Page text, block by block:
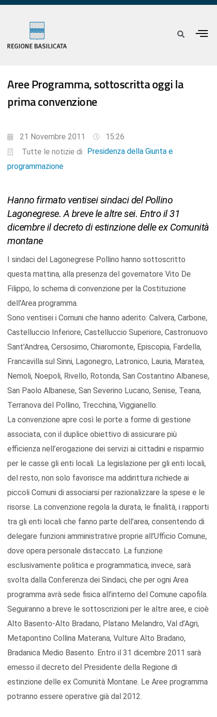
Aree Programma, sottoscritta oggi la
prima convenzione
21 Novembre 2011
15:26
Tutte le notizie di
Presidenza della Giunta e
programmazione
Hanno firmato ventisei sindaci del Pollino
Lagonegrese. A breve le altre sei. Entro il 31
dicembre il decreto di estinzione delle ex Comunità
montane
I sindaci del Lagonegrese Pollino hanno sottoscritto
questa mattina, alla presenza del governatore Vito De
Filippo, lo schema di convenzione per la Costituzione
dell'Area programma.
Sono ventisei i Comuni che hanno aderito: Calvera, Carbone,
Castelluccio Inferiore, Castelluccio Superiore, Castronuovo
Sant'Andrea, Cersosimo, Chiaromonte, Episcopia, Fardella,
Francavilla sul Sinni, Lagonegro, Latronico, Lauria, Maratea,
Nemoli, Noepoli, Rivello, Rotonda, San Costantino Albanese,
San Paolo Albanese, San Severino Lucano, Senise, Teana,
Terranova del Pollino, Trecchina, Viggianello.
La convenzione apre così le porte a forme di gestione
associata, con il duplice obiettivo di assicurare più
efficienza nell’erogazione dei servizi ai cittadini e risparmio
per le casse gli enti locali. La legislazione per gli enti locali,
del resto, non solo favorisce ma addirittura richiede ai
piccoli Comuni di associarsi per razionalizzare la spese e le
risorse. La convenzione regola la durata, le finalità, i rapporti
tra gli enti locali che fanno parte dell’area, consentendo di
delegare funzioni amministrative proprie all’Ufficio Comune,
dove opera personale distaccato. La funzione
esclusivamente politica e programmatica, invece, sarà
svolta dalla Conferenza dei Sindaci, che per ogni Area
programma avrà sede fisica all’interno del Comune capofila.
Seguiranno a breve le sottoscrizioni per le altre aree, e cioè
Alto Basento-Alto Bradano, Platano Melandro, Val d’Agri,
Metapontino Collina Materana, Vulture Alto Bradano,
Bradanica Medio Basento. Entro il 31 dicembre 2011 sarà
emesso il decreto del Presidente della Regione di
estinzione delle ex Comunità Montane. Le Aree programma
potranno essere operative già dal 2012.